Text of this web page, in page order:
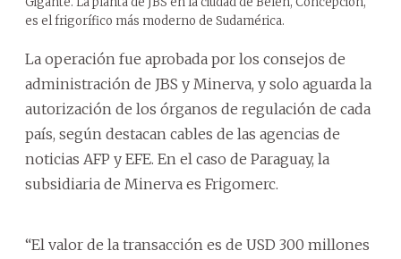
es el frigorífico más moderno de Sudamérica.
La operación fue aprobada por los consejos de
administración de JBS y Minerva, y solo aguarda la
autorización de los órganos de regulación de cada
país, según destacan cables de las agencias de
noticias AFP y EFE. En el caso de Paraguay, la
subsidiaria de Minerva es Frigomerc.
“El valor de la transacción es de USD 300 millones